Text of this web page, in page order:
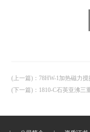
(上一篇) ： 78HW-1加热磁力
(下一篇) ： 1810-C石英亚沸三